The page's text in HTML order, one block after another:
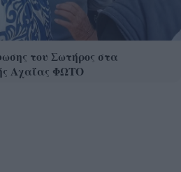
του Σωτήρος στα
Αχαΐας ΦΩΤΟ